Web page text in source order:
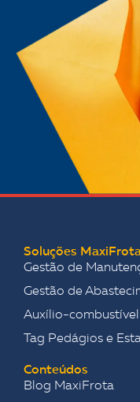
Soluções
Gestão de
Gestão de
Auxílio-combustível
Tag Pedágios e
Conteúdos
Blog MaxiFrota